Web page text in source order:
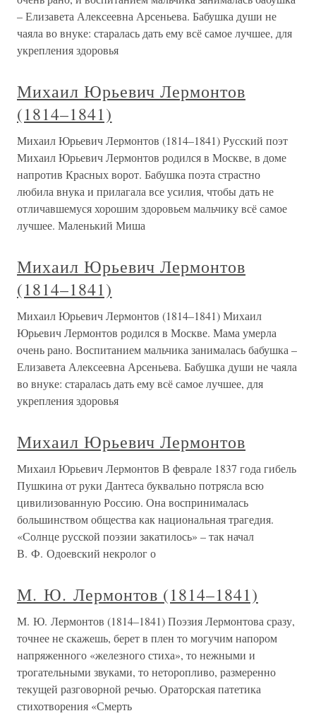
– Елизавета Алексеевна Арсеньева. Бабушка души не
чаяла во внуке: старалась дать ему всё самое лучшее, для
укрепления здоровья
Михаил Юрьевич Лермонтов
(1814–1841)
Михаил Юрьевич Лермонтов (1814–1841) Русский поэт
Михаил Юрьевич Лермонтов родился в Москве, в доме
напротив Красных ворот. Бабушка поэта страстно
любила внука и прилагала все усилия, чтобы дать не
отличавшемуся хорошим здоровьем мальчику всё самое
лучшее. Маленький Миша
Михаил Юрьевич Лермонтов
(1814–1841)
Михаил Юрьевич Лермонтов (1814–1841) Михаил
Юрьевич Лермонтов родился в Москве. Мама умерла
очень рано. Воспитанием мальчика занималась бабушка –
Елизавета Алексеевна Арсеньева. Бабушка души не чаяла
во внуке: старалась дать ему всё самое лучшее, для
укрепления здоровья
Михаил Юрьевич Лермонтов
Михаил Юрьевич Лермонтов В феврале 1837 года гибель
Пушкина от руки Дантеса буквально потрясла всю
цивилизованную Россию. Она воспринималась
большинством общества как национальная трагедия.
«Солнце русской поэзии закатилось» – так начал
В. Ф. Одоевский некролог о
М. Ю. Лермонтов (1814–1841)
М. Ю. Лермонтов (1814–1841) Поэзия Лермонтова сразу,
точнее не скажешь, берет в плен то могучим напором
напряженного «железного стиха», то нежными и
трогательными звуками, то неторопливо, размеренно
текущей разговорной речью. Ораторская патетика
стихотворения «Смерть